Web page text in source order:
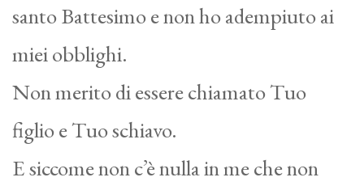
santo Battesimo e non ho adempiuto ai
miei obblighi.
Non merito di essere chiamato Tuo
figlio e Tuo schiavo.
E siccome non c’è nulla in me che non